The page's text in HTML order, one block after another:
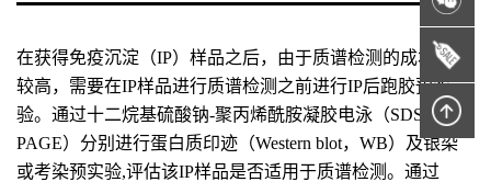
在获得免疫沉淀（IP）样品之后，由于质谱检测的成本相对
较高，需要在IP样品进行质谱检测之前进行IP后跑胶预实
验。通过十二烷基硫酸钠-聚丙烯酰胺凝胶电泳（SDS-
PAGE）分别进行蛋白质印迹（Western blot，WB）及银染
或考染预实验,评估该IP样品是否适用于质谱检测。通过